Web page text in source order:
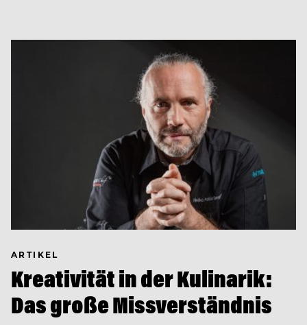
ARTIKEL
Kreativität in der Kulinarik:
Das große Missverständnis